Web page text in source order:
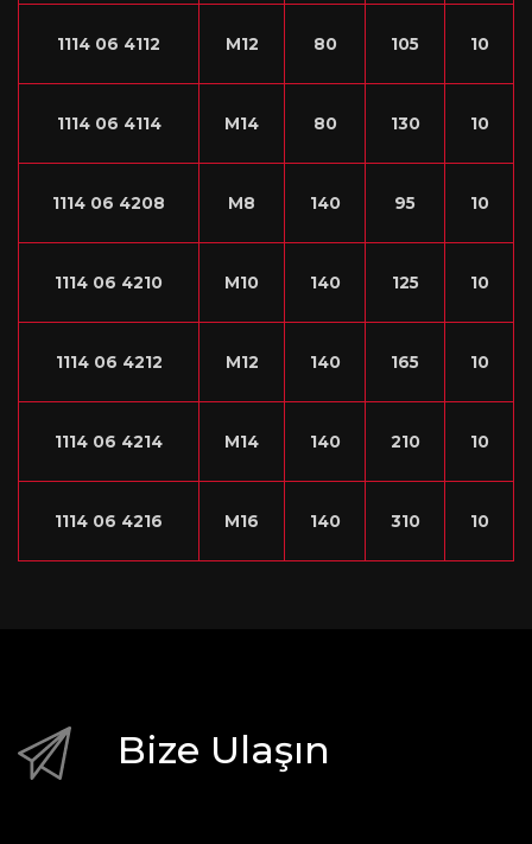
1114 06 4112 M12 80 105 10
1114 06 4114 M14 80 130 10
1114 06 4208 M8 140 95 10
1114 06 4210 M10 140 125 10
1114 06 4212 M12 140 165 10
1114 06 4214 M14 140 210 10
1114 06 4216 M16 140 310 10
Bize Ulaşın